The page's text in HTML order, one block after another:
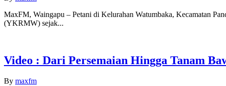
MaxFM, Waingapu – Petani di Kelurahan Watumbaka, Kecamatan
(YKRMW) sejak...
Video : Dari Persemaian Hingga Tanam
By maxfm